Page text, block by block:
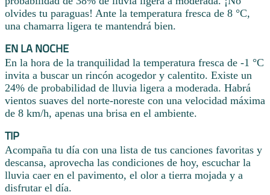
olvides tu paraguas! Ante la temperatura fresca de 8 °C,
una chamarra ligera te mantendrá bien.
EN LA NOCHE
En la hora de la tranquilidad la temperatura fresca de -1 °C
invita a buscar un rincón acogedor y calentito. Existe un
24% de probabilidad de lluvia ligera a moderada. Habrá
vientos suaves del norte-noreste con una velocidad máxima
de 8 km/h, apenas una brisa en el ambiente.
TIP
Acompaña tu día con una lista de tus canciones favoritas y
descansa, aprovecha las condiciones de hoy, escuchar la
lluvia caer en el pavimento, el olor a tierra mojada y a
disfrutar el día.